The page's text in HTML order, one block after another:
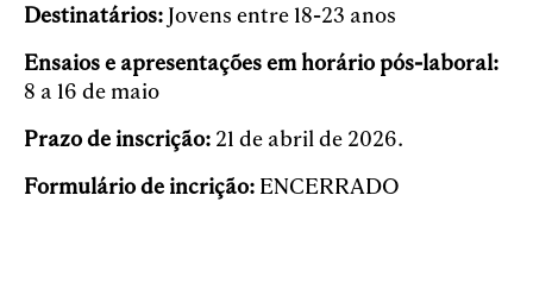
Destinatários: Jovens entre 18-23 anos
Ensaios e apresentações em horário pós-laboral:
8 a 16 de maio
Prazo de inscrição: 21 de abril de 2026.
Formulário de incrição: ENCERRADO